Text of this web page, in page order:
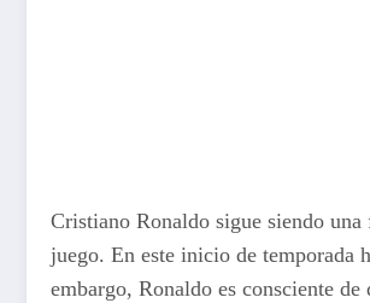
Cristiano Ronaldo sigue siendo
juego. En este inicio de temporada
embargo, Ronaldo es consciente